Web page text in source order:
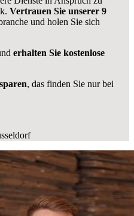
Vertrauen Sie unserer 9
und holen Sie sich
erhalten Sie kostenlose
, das finden Sie nur bei